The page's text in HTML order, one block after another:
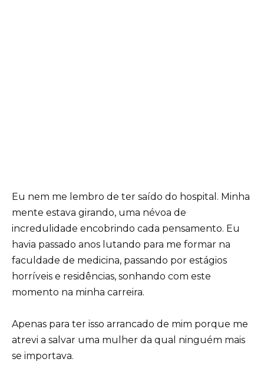
Eu nem me lembro de ter saído do hospital. Minha
mente estava girando, uma névoa de
incredulidade encobrindo cada pensamento. Eu
havia passado anos lutando para me formar na
faculdade de medicina, passando por estágios
horríveis e residências, sonhando com este
momento na minha carreira.
Apenas para ter isso arrancado de mim porque me
atrevi a salvar uma mulher da qual ninguém mais
se importava.